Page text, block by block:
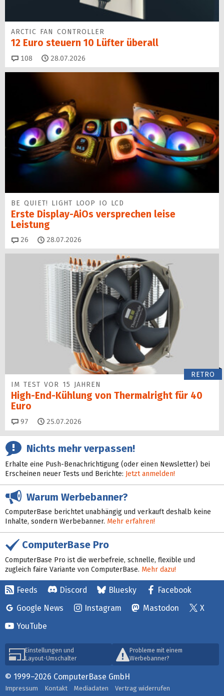
ARCTIC FAN CONTROLLER
12 Euro steuern 10 Lüfter überall
108 Kommentare
28.07.2026
BE QUIET! LIGHT LOOP IO LCD
Erste Display-AiOs versprechen leise
Leistung
26 Kommentare
28.07.2026
RETRO
IM TEST VOR 15 JAHREN
High-End-Kühlung von Thermalright für 40
Euro
97 Kommentare
25.07.2026
Nichts mehr verpassen!
Erhalte eine Push-Benachrichtigung (oder einen Newsletter) bei
Erscheinen neuer Tests und Berichte: Jetzt anmelden!
Warum Werbebanner?
ComputerBase berichtet unabhängig und verkauft deshalb keine
Inhalte, sondern Werbebanner. Mehr erfahren!
ComputerBase Pro
ComputerBase Pro ist die werbefreie, schnelle, flexible und
zugleich faire Variante von ComputerBase. Mehr dazu!
Feeds Discord Bluesky
Facebook
Google News
Instagram Mastodon
X
YouTube
Einstellungen und
Layout-Umschalter
Probleme mit einem
Werbebanner?
© 1999–2026 ComputerBase GmbH
Impressum Kontakt Mediadaten
Vertrag widerrufen